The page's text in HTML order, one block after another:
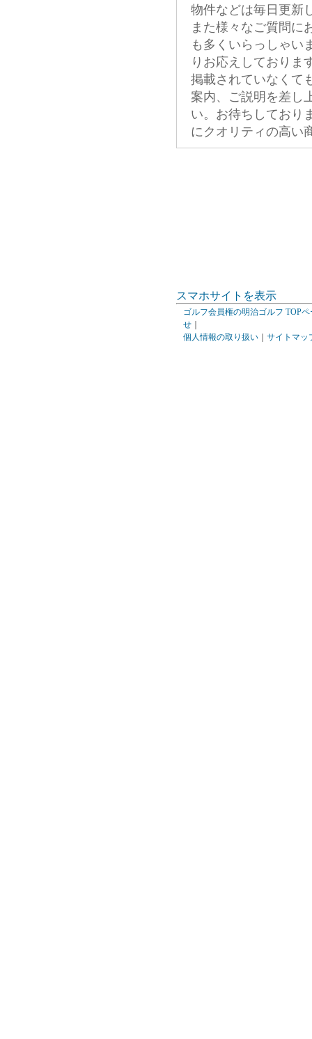
物件などは毎日更新
また様々なご質問に
も多くいらっしゃい
りお応えしておりま
掲載されていなくて
案内、ご説明を差し
い。お待ちしており
にクオリティの高い
スマホサイトを表示
ゴルフ会員権の明治ゴルフ TOPペ
せ
個人情報の取り扱い
サイトマッ